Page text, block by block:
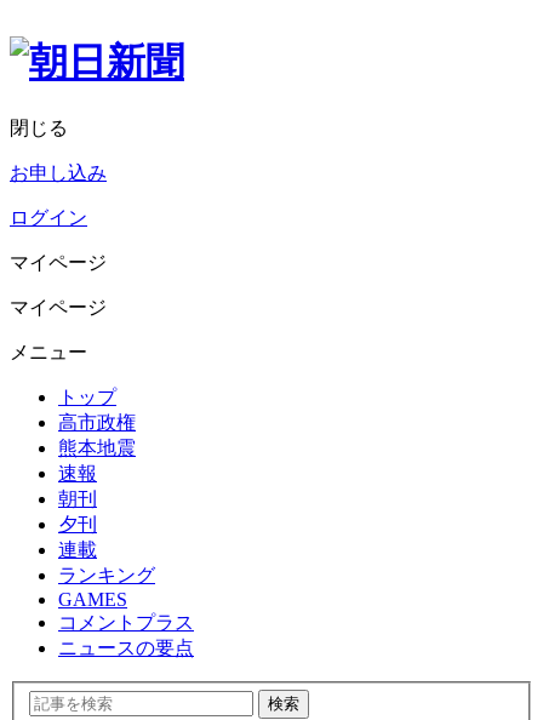
閉じる
お申し込み
ログイン
マイページ
マイページ
メニュー
トップ
高市政権
熊本地震
速報
朝刊
夕刊
連載
ランキング
GAMES
コメントプラス
ニュースの要点